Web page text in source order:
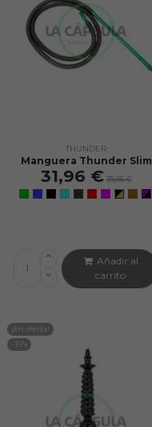
THUNDER
Manguera Thunder Slim
31,96 € 39,95 €
Añadir al
carrito
¡En oferta!
-15%